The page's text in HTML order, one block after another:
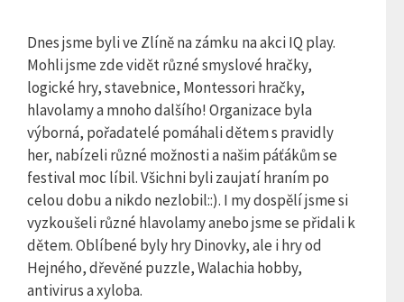
Dnes jsme byli ve Zlíně na zámku na akci IQ play.
Mohli jsme zde vidět různé smyslové hračky,
logické hry, stavebnice, Montessori hračky,
hlavolamy a mnoho dalšího! Organizace byla
výborná, pořadatelé pomáhali dětem s pravidly
her, nabízeli různé možnosti a našim páťákům se
festival moc líbil.Všichni byli zaujatí hraním po
celou dobu a nikdo nezlobil::). I my dospělí jsme si
vyzkoušeli různé hlavolamy anebo jsme se přidali k
dětem. Oblíbené byly hry Dinovky, ale i hry od
Hejného, dřevěné puzzle, Walachia hobby,
antivirus a xyloba.